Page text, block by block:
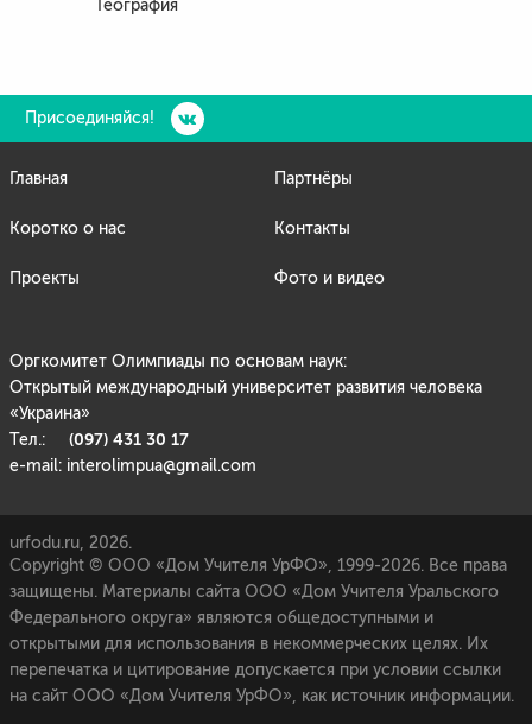
География
Присоединяйся!
Главная
Коротко о нас
Проекты
Партнёры
Контакты
Фото и видео
Оргкомитет Олимпиады по основам наук:
Открытый международный университет развития человека
«Украина»
Тел.: (097) 431 30 17
e-mail: interolimpua@gmail.com
urfodu.ru, 2026.
Copyright © ООО «Дом Учителя УрФО», 1999-2026. Все права
защищены. Материалы сайта ООО «Дом Учителя Уральского
Федерального округа» являются общедоступными и
открытыми для использования в некоммерческих целях. Их
перепечатка и цитирование допускается при условии ссылки
на сайт ООО «Дом Учителя УрФО», как источник информации.